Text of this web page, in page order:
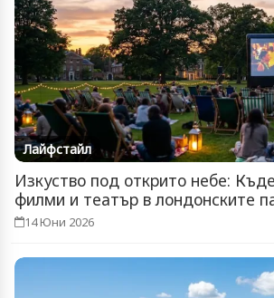
Лайфстайл
Изкуство под открито небе:
филми и театър в лондонските
14 Юни 2026